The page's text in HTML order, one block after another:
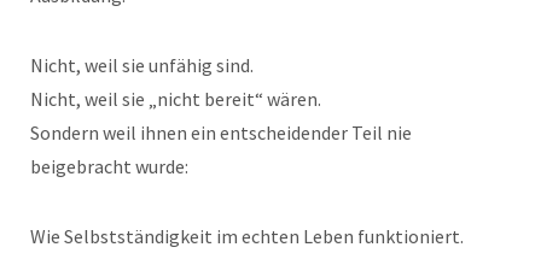
Nicht, weil sie unfähig sind.
Nicht, weil sie „nicht bereit“ wären.
Sondern weil ihnen ein entscheidender Teil nie
beigebracht wurde:
Wie Selbstständigkeit im echten Leben funktioniert.